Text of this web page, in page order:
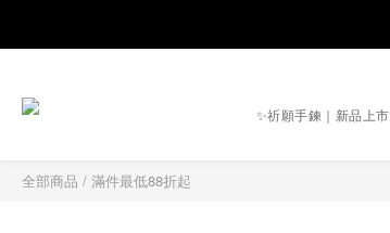
✨祈願手鍊｜新品上市
全部商品 / 滿件最低88折起